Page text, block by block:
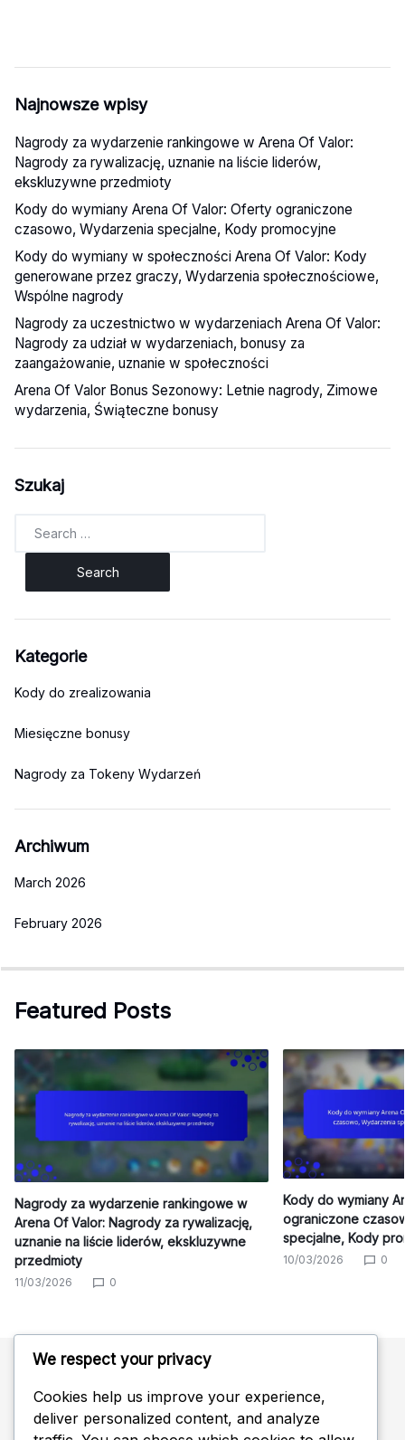
Najnowsze wpisy
Nagrody za wydarzenie rankingowe w Arena Of Valor:
Nagrody za rywalizację, uznanie na liście liderów,
ekskluzywne przedmioty
Kody do wymiany Arena Of Valor: Oferty ograniczone
czasowo, Wydarzenia specjalne, Kody promocyjne
Kody do wymiany w społeczności Arena Of Valor: Kody
generowane przez graczy, Wydarzenia społecznościowe,
Wspólne nagrody
Nagrody za uczestnictwo w wydarzeniach Arena Of Valor:
Nagrody za udział w wydarzeniach, bonusy za
zaangażowanie, uznanie w społeczności
Arena Of Valor Bonus Sezonowy: Letnie nagrody, Zimowe
wydarzenia, Świąteczne bonusy
Szukaj
Kategorie
Kody do zrealizowania
Miesięczne bonusy
Nagrody za Tokeny Wydarzeń
Archiwum
March 2026
February 2026
Featured Posts
Nagrody za wydarzenie rankingowe w
Arena Of Valor: Nagrody za rywalizację,
uznanie na liście liderów, ekskluzywne
przedmioty
11/03/2026 0
Kody do wymiany
ograniczone
specjalne, Kody
10/03/2026 0
Kategorie
We respect your privacy
Cookies help us improve your experience,
deliver personalized content, and analyze